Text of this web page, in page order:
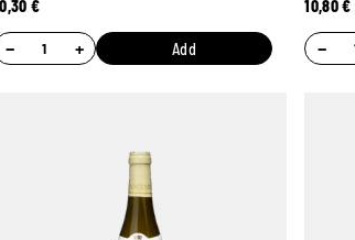
€
− + Add
10,80€
−